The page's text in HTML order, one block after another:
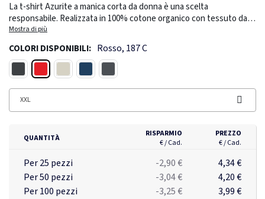
La t-shirt Azurite a manica corta da donna è una scelta
responsabile. Realizzata in 100% cotone organico con tessuto da
160 g/m², questa maglietta non è solo ecologica, ma anche morbida
e comoda da indossare. Con il suo collo rotondo e le maniche corte,
questa maglietta è sostenibile e moderna, mentre i dettagli delle
cuciture a doppio ago e l'etichetta principale a trasferimento
termico assicurano la durata e il comfort senza etichette.
Mostra di più
COLORI DISPONIBILI: Rosso, 187 C
XXL
QUANTITÀ
RISPARMIO
€ / Cad.
PREZZO
€ / Cad.
Per 25 pezzi -2,90 €
4,34 €
Per 50 pezzi
-3,04 €
4,20 €
Per 100 pezzi
-3,25 € 3,99 €